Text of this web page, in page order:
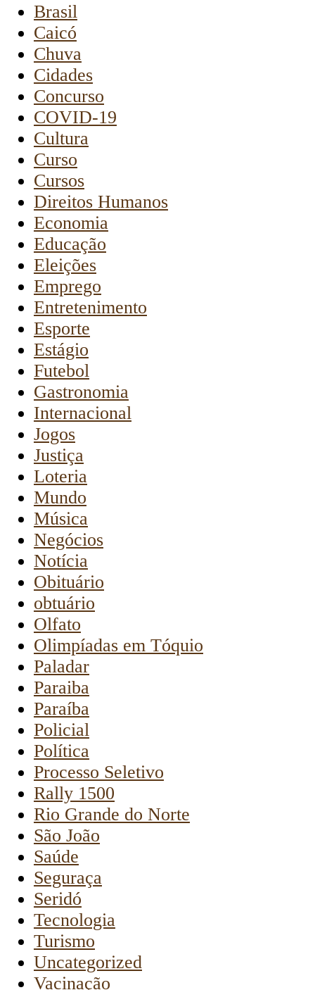
Brasil
Caicó
Chuva
Cidades
Concurso
COVID-19
Cultura
Curso
Cursos
Direitos Humanos
Economia
Educação
Eleições
Emprego
Entretenimento
Esporte
Estágio
Futebol
Gastronomia
Internacional
Jogos
Justiça
Loteria
Mundo
Música
Negócios
Notícia
Obituário
obtuário
Olfato
Olimpíadas em Tóquio
Paladar
Paraiba
Paraíba
Policial
Política
Processo Seletivo
Rally 1500
Rio Grande do Norte
São João
Saúde
Seguraça
Seridó
Tecnologia
Turismo
Uncategorized
Vacinação